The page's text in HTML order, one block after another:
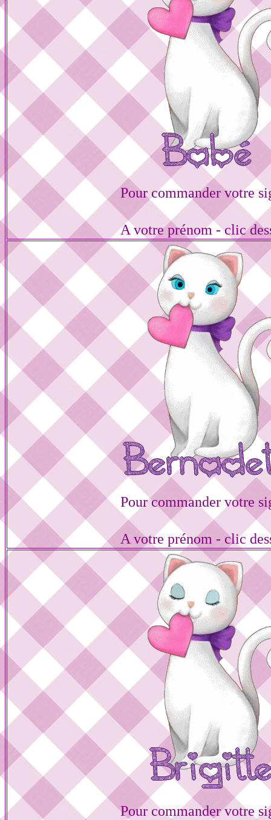
Pour commander votre
A votre prénom - clic
Pour commander votre
A votre prénom - clic
Pour commander votre